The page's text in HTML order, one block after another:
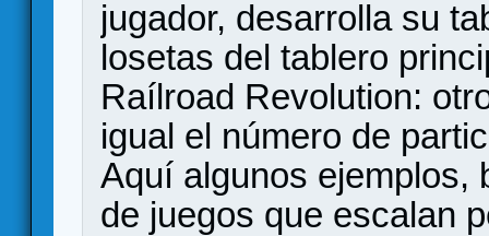
jugador, desarrolla su
losetas del tablero
Raílroad Revolution:
igual el número de
Aquí algunos ejemplos,
de juegos que escalan